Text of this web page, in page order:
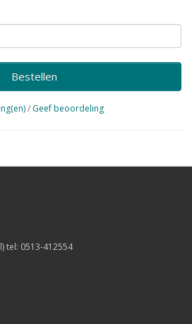
Bestellen
/ Geef beoordeling
tel: 0513-412554